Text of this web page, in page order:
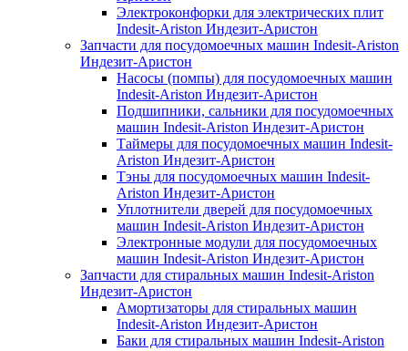
Электроконфорки для электрических плит
Indesit-Ariston Индезит-Аристон
Запчасти для посудомоечных машин Indesit-Ariston
Индезит-Аристон
Насосы (помпы) для посудомоечных машин
Indesit-Ariston Индезит-Аристон
Подшипники, сальники для посудомоечных
машин Indesit-Ariston Индезит-Аристон
Таймеры для посудомоечных машин Indesit-
Ariston Индезит-Аристон
Тэны для посудомоечных машин Indesit-
Ariston Индезит-Аристон
Уплотнители дверей для посудомоечных
машин Indesit-Ariston Индезит-Аристон
Электронные модули для посудомоечных
машин Indesit-Ariston Индезит-Аристон
Запчасти для стиральных машин Indesit-Ariston
Индезит-Аристон
Амортизаторы для стиральных машин
Indesit-Ariston Индезит-Аристон
Баки для стиральных машин Indesit-Ariston